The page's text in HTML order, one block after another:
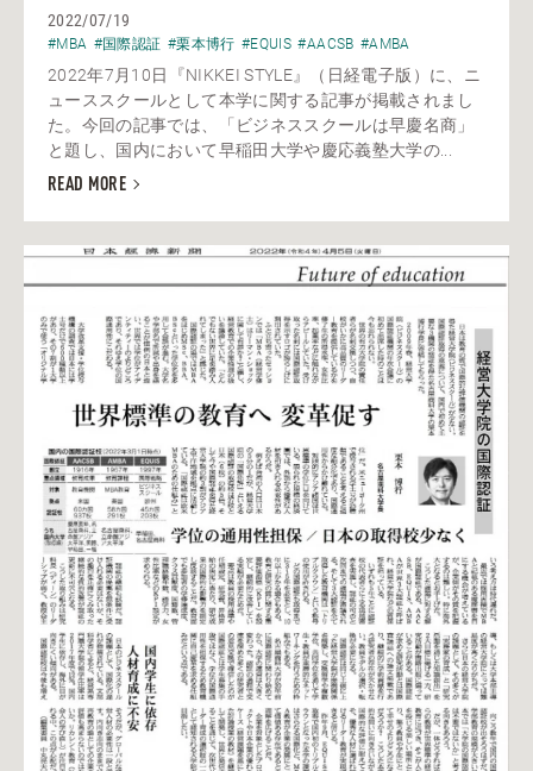
2022/07/19
#MBA #国際認証 #栗本博行 #EQUIS #AACSB #AMBA
2022年7月10日『NIKKEI STYLE』（日経電子版）に、ニ
ューススクールとして本学に関する記事が掲載されまし
た。今回の記事では、「ビジネススクールは早慶名商」
と題し、国内において早稲田大学や慶応義塾大学の...
READ MORE